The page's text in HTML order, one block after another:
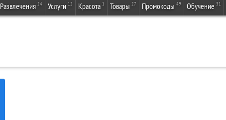
Развлечения 24 Услуги 12 Красота 1 Товары 27 Промокоды 49 Обучение 31